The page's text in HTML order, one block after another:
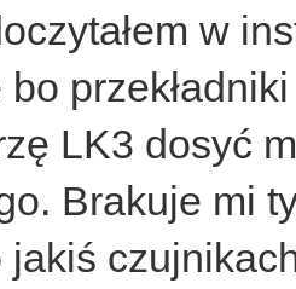
w
LK3 dosyć
Brakuje mi
jakiś